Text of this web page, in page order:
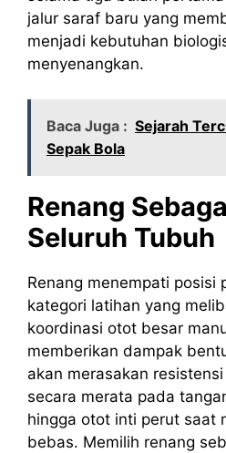
jalur saraf baru yang
menjadi kebutuhan
menyenangkan.
Baca Juga : Sejarah
Sepak Bola
Renang
Seluruh Tubuh
Renang menempati posisi
kategori latihan yang
koordinasi otot besar
memberikan dampak
akan merasakan
secara merata pada
hingga otot inti perut saat
bebas. Memilih renang